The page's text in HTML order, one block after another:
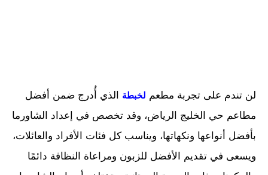
لن تندم على تجربة مطعم لخبطة الذي أُدرج ضمن أفضل
مطاعم حي الخليج الرياض، وقد تخصص في إعداد الشاورما
بأفضل أنواعها ونكهاتها، ويناسب كل فئات الأفراد والعائلات،
ويسعى في تقديم الأفضل للزبون ومراعاة النظافة دائمًا